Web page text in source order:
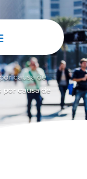
causa de
por causa de